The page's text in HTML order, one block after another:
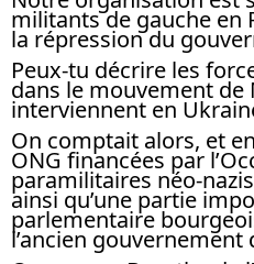
militants de gauche en
la répression du
Peux-tu décrire les
dans le mouvement de
interviennent en
On comptait alors, et
ONG financées par
paramilitaires néo-
ainsi qu’une partie
parlementaire
l’ancien gouvernement